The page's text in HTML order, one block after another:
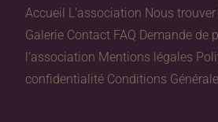
Accueil L’association Nous trouver
Galerie Contact FAQ Demande de
l’association Mentions légales
confidentialité Conditions